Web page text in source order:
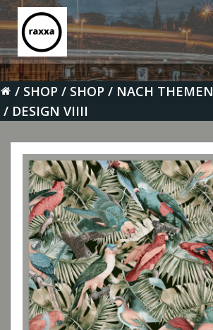
Zum
Inhalt
springen
SHOP SHOP NACH THEMEN
DESIGN VIIII